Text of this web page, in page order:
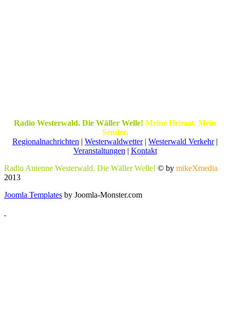
Radio Westerwald. Die Wäller Welle! Meine Heimat. Mein
Sender.
Regionalnachrichten | Westerwaldwetter| Westerwald Verkehr|
Veranstaltungen | Kontakt
Radio Antenne Westerwald. Die Wäller Welle! © by mikeXmedia
2013
Joomla Templates by Joomla-Monster.com